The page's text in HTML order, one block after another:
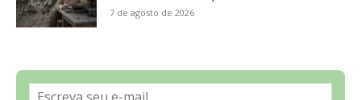
Política de Privacidade, LGPD e RGPD